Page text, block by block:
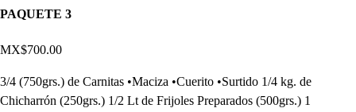
PAQUETE 3
MX$700.00
3/4 (750grs.) de Carnitas •Maciza •Cuerito •Surtido 1/4 kg. de
Chicharrón (250grs.) 1/2 Lt de Frijoles Preparados (500grs.) 1